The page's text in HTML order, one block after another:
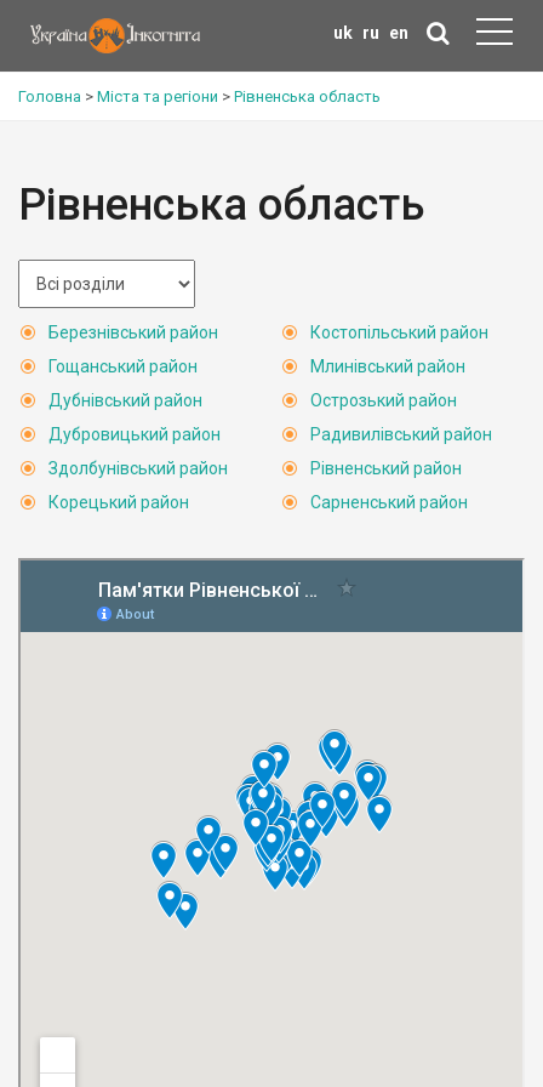
uk ru en
Головна > Міста та регіони > Рівненська область
Рівненська область
Березнівський район
Гощанський район
Дубнівський район
Дубровицький район
Здолбунівський район
Корецький район
Костопільський район
Млинівський район
Острозький район
Радивилівський район
Рівненський район
Сарненський район